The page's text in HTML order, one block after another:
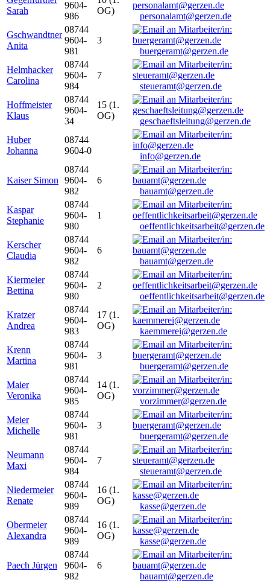
Sarah
9604-
986
OG)
personalamt@gerzen.de
Gschwandtner
Anita
08744
9604-
981
3
buergeramt@gerzen.de
Helmhacker
Carolina
08744
9604-
984
7
steueramt@gerzen.de
Hoffmeister
Klaus
08744
9604-
34
15 (1.
OG)
geschaeftsleitung@gerzen.de
Huber
Johanna
08744
9604-0
info@gerzen.de
Kaiser Simon
08744
9604-
982
6
bauamt@gerzen.de
Kaspar
Stephanie
08744
9604-
980
1
oeffentlichkeitsarbeit@gerzen.de
Kerscher
Claudia
08744
9604-
982
6
bauamt@gerzen.de
Kiermeier
Bettina
08744
9604-
980
2
oeffentlichkeitsarbeit@gerzen.de
Kratzer
Andrea
08744
9604-
983
17 (1.
OG)
kaemmerei@gerzen.de
Krenn
Martina
08744
9604-
981
3
buergeramt@gerzen.de
Maier
Veronika
08744
9604-
985
14 (1.
OG)
vorzimmer@gerzen.de
Meier
Michelle
08744
9604-
981
3
buergeramt@gerzen.de
Neumann
Maxi
08744
9604-
984
7
steueramt@gerzen.de
Niedermeier
Renate
08744
9604-
989
16 (1.
OG)
kasse@gerzen.de
Obermeier
Alexandra
08744
9604-
989
16 (1.
OG)
kasse@gerzen.de
Paech Jürgen
08744
9604-
982
6
bauamt@gerzen.de